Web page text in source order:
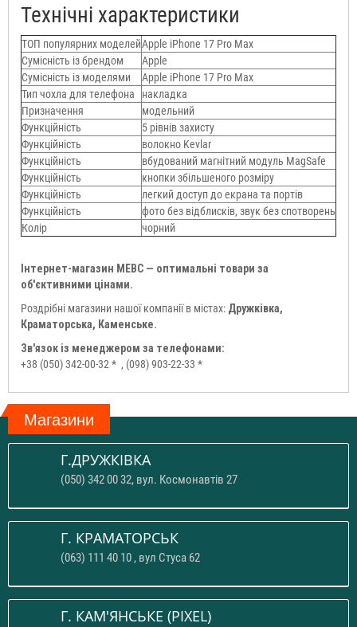
Технічні характеристики
ТОП популярних моделейApple iPhone 17 Pro Max
Сумісність із брендом
Apple
Сумісність із моделями
Apple iPhone 17 Pro Max
Тип чохла для телефона
накладка
Призначення
модельний
Функційність
5 рівнів захисту
Функційність
волокно Kevlar
Функційність
вбудований магнітний модуль MagSafe
Функційність
кнопки збільшеного розміру
Функційність
легкий доступ до екрана та портів
Функційність
фото без відблисків, звук без спотворень
Колір
чорний
Інтернет-магазин МЕВС — оптимальні товари за
об'єктивними цінами.
Роздрібні магазини нашої компанії в містах: Дружківка,
Краматорська, Каменське.
Зв'язок із менеджером за телефонами:
+38 (050) 342-00-32 * , (098) 903-22-33 *
Магазини
Г.ДРУЖКІВКА
(050) 342 00 32, вул. Космонавтів 27
Г. КРАМАТОРСЬК
(063) 111 40 10 , вул Стуса 62
Г. КАМ'ЯНСЬКЕ (PIXEL)